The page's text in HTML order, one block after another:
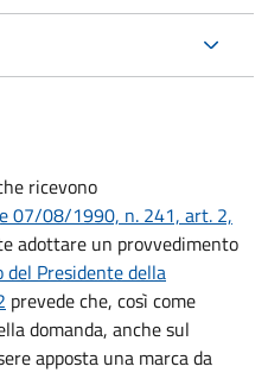
ricevono
07/08/1990, n. 241, art. 2,
adottare un provvedimento
del Presidente della
prevede che, così come
domanda, anche sul
apposta una marca da